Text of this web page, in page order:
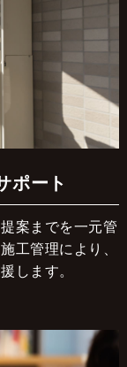
ポート
案までを一元管
工管理により、
します。